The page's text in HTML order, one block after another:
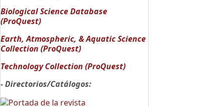
Biological Science Database
(ProQuest)
Earth, Atmospheric, & Aquatic Science
Collection (ProQuest)
Technology Collection (ProQuest)
- Directorios/Catálogos: